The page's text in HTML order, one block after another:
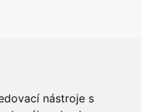
nástroje s